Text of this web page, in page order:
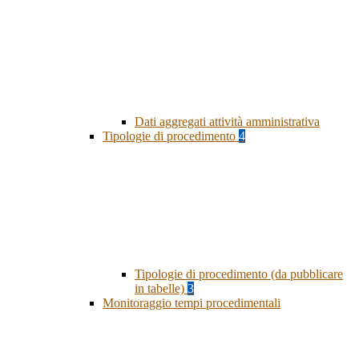
Dati aggregati attività amministrativa
Tipologie di procedimento 4
Tipologie di procedimento (da pubblicare
in tabelle) 3
Monitoraggio tempi procedimentali